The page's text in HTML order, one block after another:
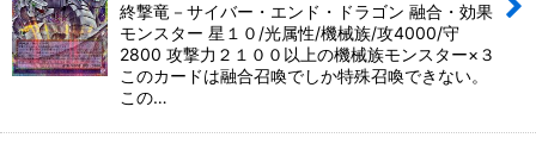
終撃竜－サイバー・エンド・ドラゴン 融合・効果
モンスター 星１０/光属性/機械族/攻4000/守
2800 攻撃力２１００以上の機械族モンスター×３
このカードは融合召喚でしか特殊召喚できない。
この…